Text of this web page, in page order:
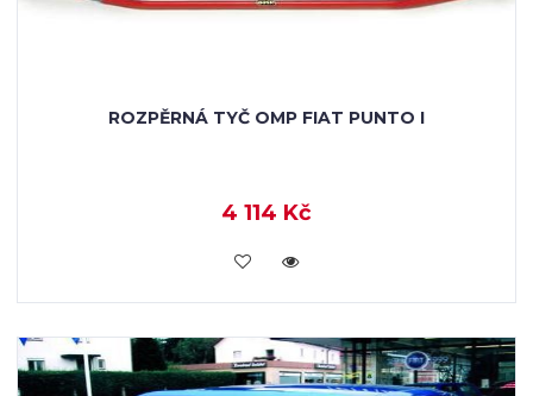
ROZPĚRNÁ TYČ OMP FIAT PUNTO I
4 114 Kč
KOUPIT